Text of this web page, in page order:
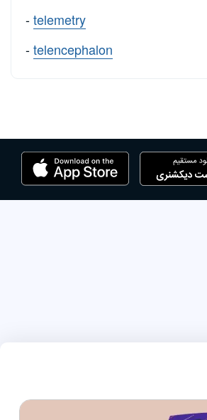
-telemetry
-telencephalon